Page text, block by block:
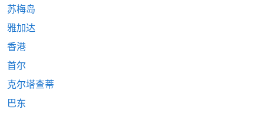
苏梅岛
雅加达
香港
首尔
克尔塔查蒂
巴东